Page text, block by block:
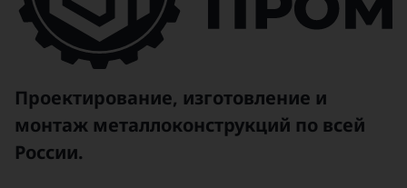
Проектирование, изготовление и
монтаж металлоконструкций по всей
России.